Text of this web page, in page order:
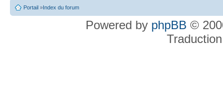
Portail »Index du forum
Powered by phpBB ©